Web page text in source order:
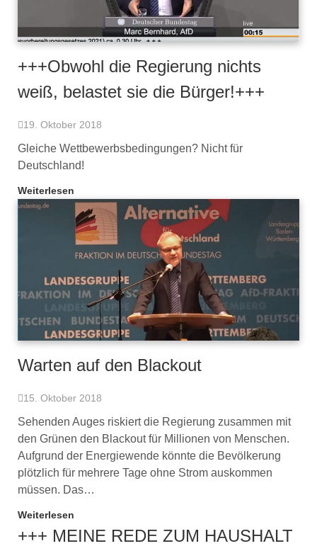
+++Obwohl die Regierung nichts
weiß, belastet sie die Bürger!+++
19. Oktober 2018
Gleiche Wettbewerbsbedingungen? Nicht für
Deutschland!
Weiterlesen
Warten auf den Blackout
15. Oktober 2018
Sehenden Auges riskiert die Regierung zusammen mit
den Grünen den Blackout für Millionen von Menschen.
Aufgrund der Energiewende könnte die Bevölkerung
plötzlich für mehrere Tage ohne Strom auskommen
müssen. Das…
Weiterlesen
+++ MEINE REDE ZUM HAUSHALT